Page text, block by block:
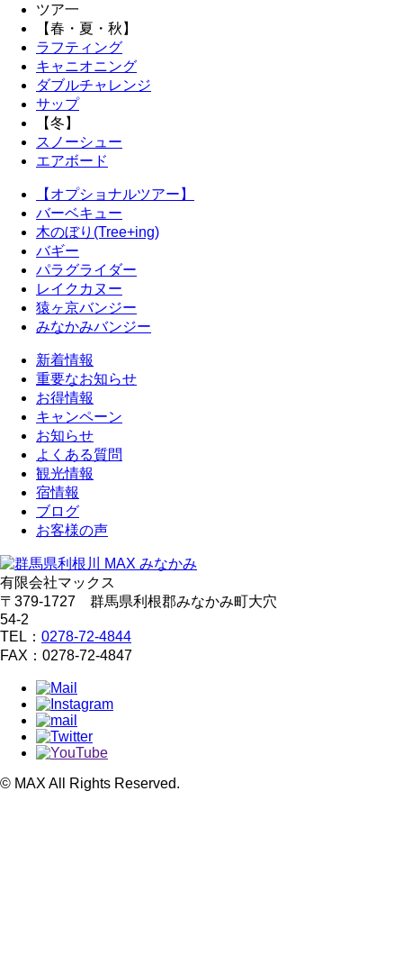
ツア一
【春・夏・秋】
ラフティング
キャニオニング
ダブルチャレンジ
サップ
【冬】
スノーシュー
エアボード
【オプショナルツアー】
バーベキュー
木のぼり(Tree+ing)
バギー
パラグライダー
レイクカヌー
猿ヶ京バンジー
みなかみバンジー
新着情報
重要なお知らせ
お得情報
キャンペーン
お知らせ
よくある質問
観光情報
宿情報
ブログ
お客様の声
有限会社マックス
〒379-1727
群馬県利根郡みなかみ町大穴
54-2
TEL： 0278-72-4844
FAX：0278-72-4847
© MAX All Rights Reserved.